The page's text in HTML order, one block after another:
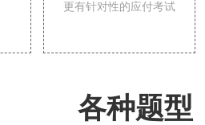
更有针对性的应付考试
各种题型